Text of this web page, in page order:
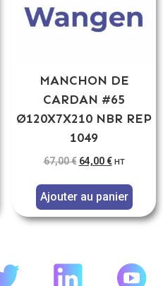
MANCHON DE
CARDAN #65
Ø120X7X210 NBR REP
1049
67,00€ 64,00€ HT
Ajouter au panier